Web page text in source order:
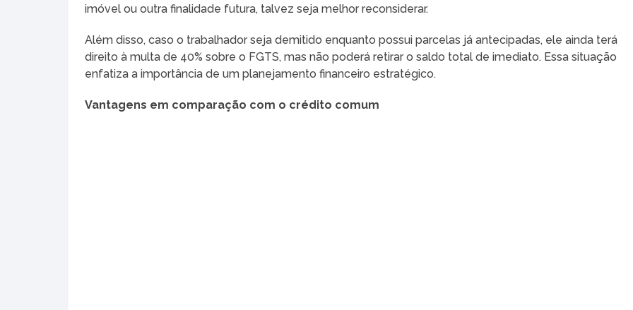
imóvel ou outra finalidade futura, talvez seja melhor reconsiderar.
Além disso, caso o trabalhador seja demitido enquanto possui parcelas já antecipadas, ele ainda terá
direito à multa de 40% sobre o FGTS, mas não poderá retirar o saldo total de imediato. Essa situação
enfatiza a importância de um planejamento financeiro estratégico.
Vantagens em comparação com o crédito comum